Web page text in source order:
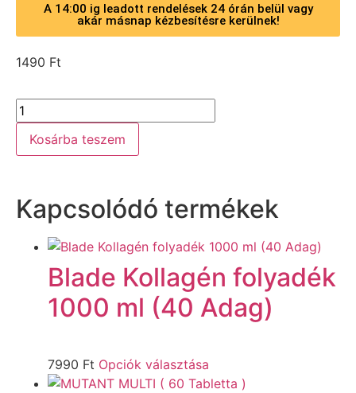
A 14:00 ig leadott rendelések 24 órán belül vagy
akár másnap kézbesítésre kerülnek!
1490 Ft
Kosárba teszem
Kapcsolódó termékek
Blade Kollagén folyadék
1000 ml (40 Adag)
7990 Ft Opciók választása